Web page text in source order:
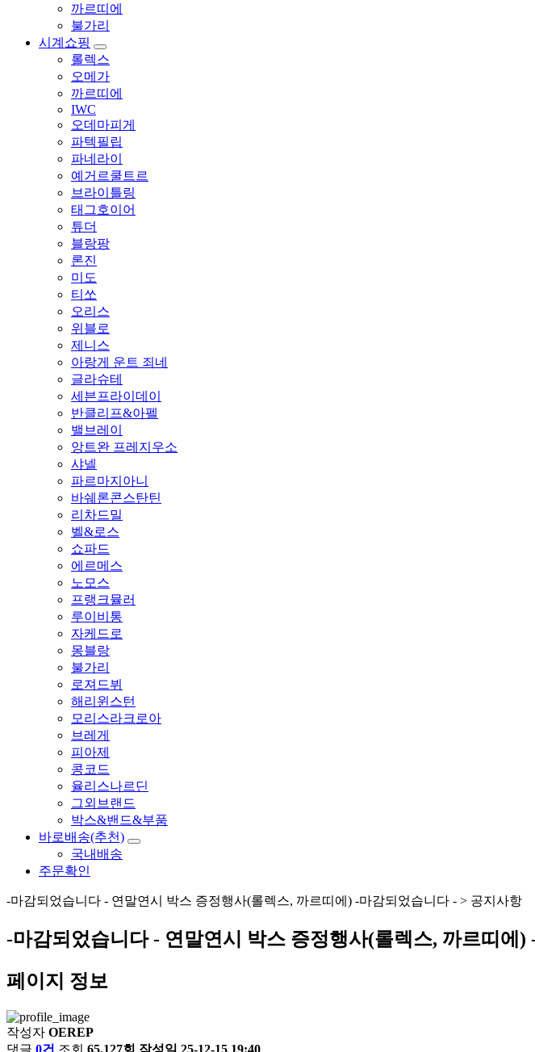
까르띠에
불가리
시계쇼핑
롤렉스
오메가
까르띠에
IWC
오데마피게
파텍필립
파네라이
예거르쿨트르
브라이틀링
태그호이어
튜더
블랑팡
론진
미도
티쏘
오리스
위블로
제니스
아랑게 운트 죄네
글라슈테
세븐프라이데이
반클리프&아펠
밸브레이
앙트완 프레지우소
샤넬
파르마지아니
바쉐론콘스탄틴
리차드밀
벨&로스
쇼파드
에르메스
노모스
프랭크뮬러
루이비통
자케드로
몽블랑
불가리
로져드뷔
해리윈스턴
모리스라크로아
브레게
피아제
콩코드
율리스나르딘
그외브랜드
박스&밴드&부품
바로배송(추천)
국내배송
주문확인
-마감되었습니다 - 연말연시 박스 증정행사(롤렉스, 까르띠에) -마감되었습니다 - > 공지사항
-마감되었습니다 - 연말연시 박스 증정행사(롤렉스, 까르띠에)
페이지 정보
작성자 OEREP